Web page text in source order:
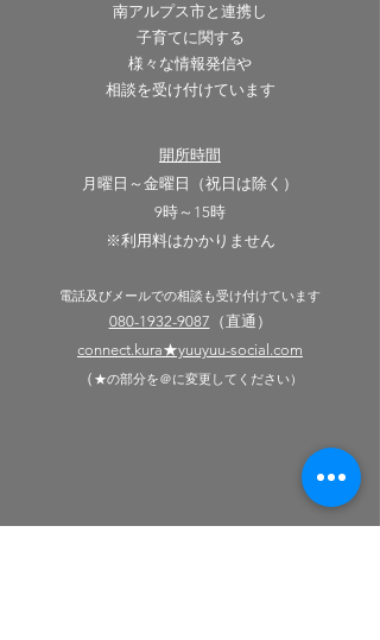
​南アルプス市と連携し
子育てに関する
様々な情報発信や
相談を受け付けています
開所時間
月曜日～金曜日（祝日は除く）
9時～15時
​​※利用料はかかりません
電話及びメールでの相談も受け付けています
080-1932-9087 （直通）
​connect.kura★yuuyuu-social.com
（ ★の部分を＠に変更してください）